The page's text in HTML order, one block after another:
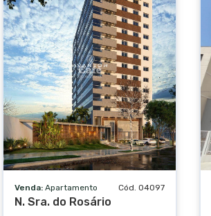
Venda: Apartamento Cód. 04097
N. Sra. do Rosário